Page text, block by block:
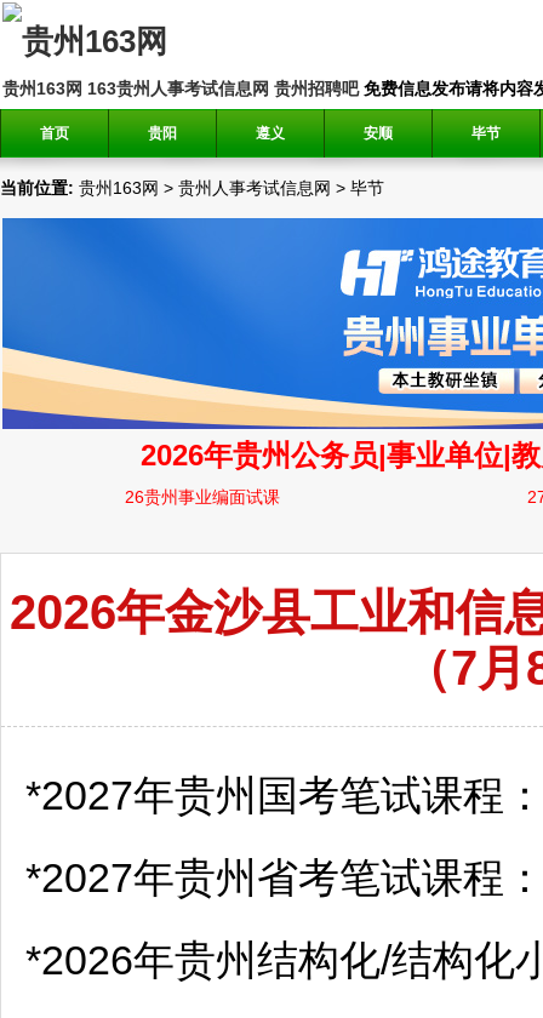
贵州163网 163贵州人事考试信息网 贵州招聘吧免费信息发布请将内容
首页 贵阳 遵义 安顺 毕节
当前位置: 贵州163网 > 贵州人事考试信息网 > 毕节
2026年金沙县工业和信
（7
*2027年贵州国考笔试课程
*2027年贵州省考笔试课程
*2026年贵州结构化/结构化